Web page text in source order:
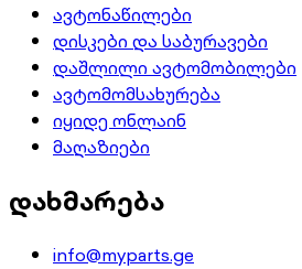
ავტონაწილები
დისკები და საბურავები
დაშლილი ავტომობილები
ავტომომსახურება
იყიდე ონლაინ
მაღაზიები
დახმარება
info@myparts.ge